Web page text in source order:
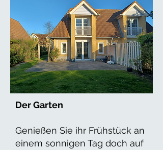
Der Garten
Genießen Sie ihr Frühstück an
einem sonnigen Tag doch auf